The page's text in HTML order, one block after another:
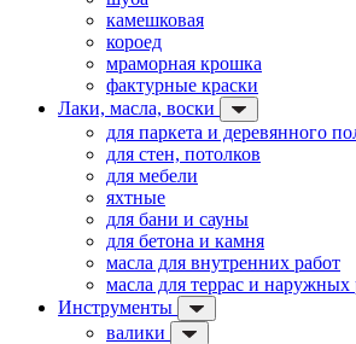
камешковая
короед
мраморная крошка
фактурные краски
Лаки, масла, воски
для паркета и деревянного
для стен, потолков
для мебели
яхтные
для бани и сауны
для бетона и камня
масла для внутренних работ
масла для террас и наружных
Инструменты
валики